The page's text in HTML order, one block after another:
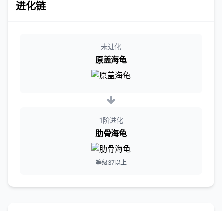
进化链
未进化
原盖海龟
1阶进化
肋骨海龟
等级37以上